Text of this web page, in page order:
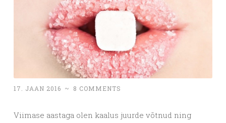
17. JAAN 2016 ~ 8 COMMENTS
Viimase aastaga olen kaalus juurde võtnud ning